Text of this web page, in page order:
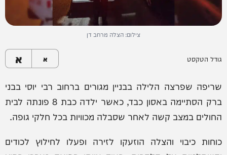
צילום: הצלה מרחב דן
גודל הטקסט א א
שריפה שפרצה הלילה בבניין מגורים ברחוב רבי יוסי בבני
ברק הסתיימה באסון כבד, כאשר ילדה כבת 8 פונתה לבית
החולים במצב קשה לאחר שסבלה מכוויות בכל חלקי גופה.
כוחות כיבוי והצלה הוזעקו לזירה ופעלו לחילוץ לכודים